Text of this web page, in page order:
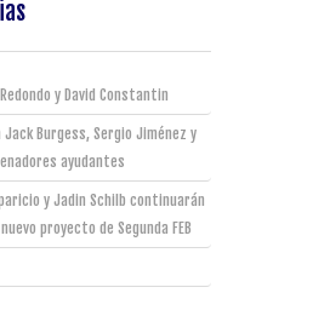
y David Constantin
Burgess, Sergio Jiménez y
ayudantes
y Jadin Schilb continuarán
proyecto de Segunda FEB